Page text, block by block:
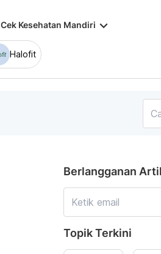
Cek Kesehatan Mandiri keyboard_arrow_down
Halofit
Berlangganan
Topik Terkini